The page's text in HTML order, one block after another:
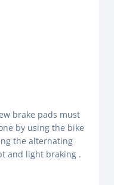
brake pads must
by using the bike
the alternating
and light braking .